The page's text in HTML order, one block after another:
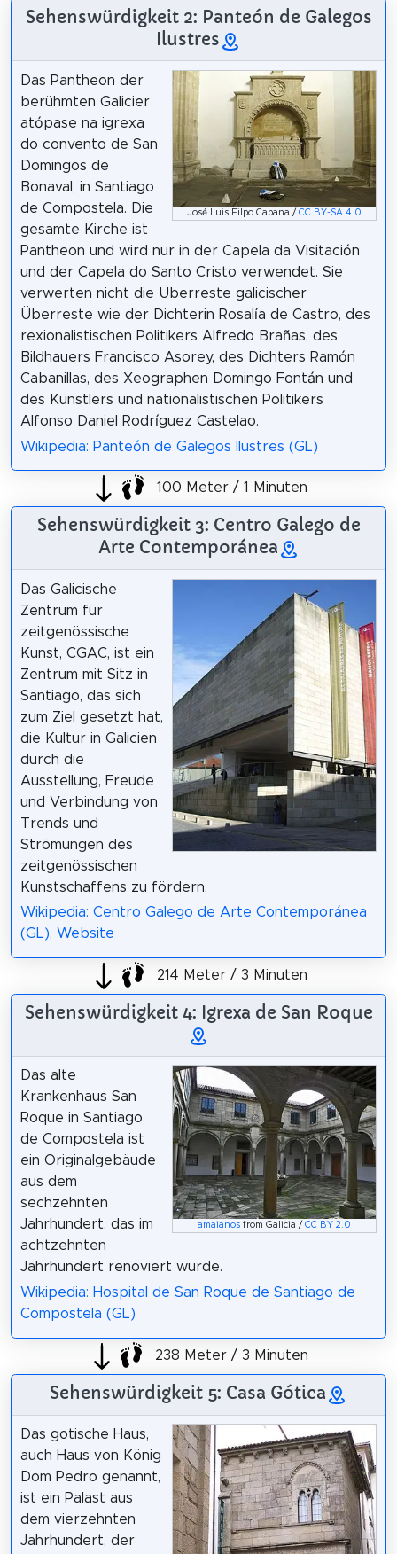
Sehenswürdigkeit 2: Panteón de Galegos
Ilustres
José Luis Filpo Cabana /CC BY-SA 4.0
Das Pantheon der
berühmten Galicier
atópase na igrexa
do convento de San
Domingos de
Bonaval, in Santiago
de Compostela. Die
gesamte Kirche ist
Pantheon und wird nur in der Capela da Visitación
und der Capela do Santo Cristo verwendet. Sie
verwerten nicht die Überreste galicischer
Überreste wie der Dichterin Rosalía de Castro, des
rexionalistischen Politikers Alfredo Brañas, des
Bildhauers Francisco Asorey, des Dichters Ramón
Cabanillas, des Xeographen Domingo Fontán und
des Künstlers und nationalistischen Politikers
Alfonso Daniel Rodríguez Castelao.
Wikipedia: Panteón de Galegos Ilustres (GL)
100 Meter / 1 Minuten
Sehenswürdigkeit 3: Centro Galego de
Arte Contemporánea
Das Galicische
Zentrum für
zeitgenössische
Kunst, CGAC, ist ein
Zentrum mit Sitz in
Santiago, das sich
zum Ziel gesetzt hat,
die Kultur in Galicien
durch die
Ausstellung, Freude
und Verbindung von
Trends und
Strömungen des
zeitgenössischen
Kunstschaffens zu fördern.
Wikipedia: Centro Galego de Arte Contemporánea
(GL), Website
214 Meter / 3 Minuten
Sehenswürdigkeit 4: Igrexa de San Roque
amaianos from Galicia /CC BY 2.0
Das alte
Krankenhaus San
Roque in Santiago
de Compostela ist
ein Originalgebäude
aus dem
sechzehnten
Jahrhundert, das im
achtzehnten
Jahrhundert renoviert wurde.
Wikipedia: Hospital de San Roque de Santiago de
Compostela (GL)
238 Meter / 3 Minuten
Sehenswürdigkeit 5: Casa Gótica
Das gotische Haus,
auch Haus von König
Dom Pedro genannt,
ist ein Palast aus
dem vierzehnten
Jahrhundert, der